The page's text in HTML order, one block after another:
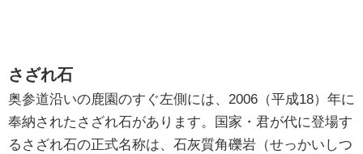
さざれ石
奥参道沿いの鹿園のすぐ左側には、2006（平成18）年に
奉納されたさざれ石があります。国家・君が代に登場す
るさざれ石の正式名称は、石灰質角礫岩（せっかいしつ